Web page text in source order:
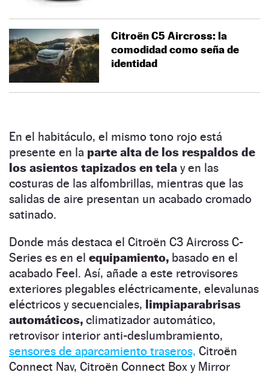
Citroën C5 Aircross: la
comodidad como seña de
identidad
En el habitáculo, el mismo tono rojo está
presente en la parte alta de los respaldos de
los asientos tapizados en tela y en las
costuras de las alfombrillas, mientras que las
salidas de aire presentan un acabado cromado
satinado.
Donde más destaca el Citroën C3 Aircross C-
Series es en el equipamiento, basado en el
acabado Feel. Así, añade a este retrovisores
exteriores plegables eléctricamente, elevalunas
eléctricos y secuenciales, limpiaparabrisas
automáticos, climatizador automático,
retrovisor interior anti-deslumbramiento,
sensores de aparcamiento traseros, Citroën
Connect Nav, Citroën Connect Box y Mirror